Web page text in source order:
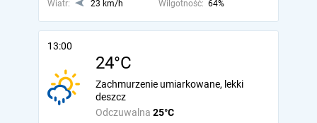
Wiatr:
23 km/h Wilgotność: 64%
13:00
24°C
Odczuwalna 25°C
Zachmurzenie umiarkowane, lekki
deszcz